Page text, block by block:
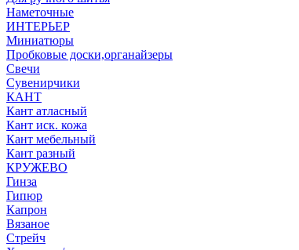
Наметочные
ИНТЕРЬЕР
Миниатюры
Пробковые доски,органайзеры
Свечи
Сувенирчики
КАНТ
Кант атласный
Кант иск. кожа
Кант мебельный
Кант разный
КРУЖЕВО
Гинза
Гипюр
Капрон
Вязаное
Стрейч